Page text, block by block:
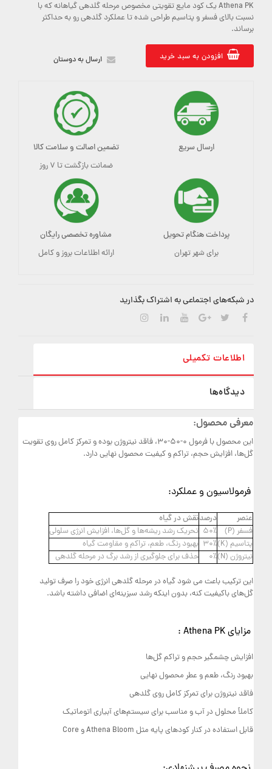
Athena PK یک کود مایع تقویتی مخصوص مرحله گلدهی گیاهانه که با
نسبت بالای فسفر و پتاسیم طراحی شده تا عملکرد گلدهی رو به حداکثر
برساند.
افزودن به سبد خرید ارسال به دوستان
ارسال سریع تضمین اصالت و سلامت کالا
ضمانت بازگشت تا ۷ روز
پرداخت هنگام تحویل
برای شهر تهران
مشاوره تخصصی رایگان
ارائه اطلاعات بروز و کامل
در شبکه‌های اجتماعی به اشتراک بگذارید
اطلاعات تکمیلی
دیدگاه‌ها
معرفی محصول:
این محصول با فرمول 0-50-30، فاقد نیتروژن بوده و تمرکز کامل روی تقویت
گل‌ها، افزایش حجم، تراکم و کیفیت محصول نهایی دارد.
فرمولاسیون و عملکرد:
عنصر درصدنقش در گیاه
فسفر (P) 50٪ تحریک رشد ریشه‌ها و گل‌ها، افزایش انرژی سلولی
پتاسیم (K)
30٪ بهبود رنگ، طعم، تراکم و مقاومت گیاه
نیتروژن (N)
0٪ حذف برای جلوگیری از رشد برگ در مرحله گلدهی
این ترکیب باعث می شود گیاه در مرحله گلدهی انرژی خود را صرف تولید
گل‌های باکیفیت کنه، بدون اینکه رشد سبزینه‌ای اضافی داشته باشد.
مزایای Athena PK :
افزایش چشمگیر حجم و تراکم گل‌ها
بهبود رنگ، طعم و عطر محصول نهایی
فاقد نیتروژن برای تمرکز کامل روی گلدهی
کاملاً محلول در آب و مناسب برای سیستم‌های آبیاری اتوماتیک
قابل استفاده در کنار کودهای پایه مثل Athena Bloom و Core